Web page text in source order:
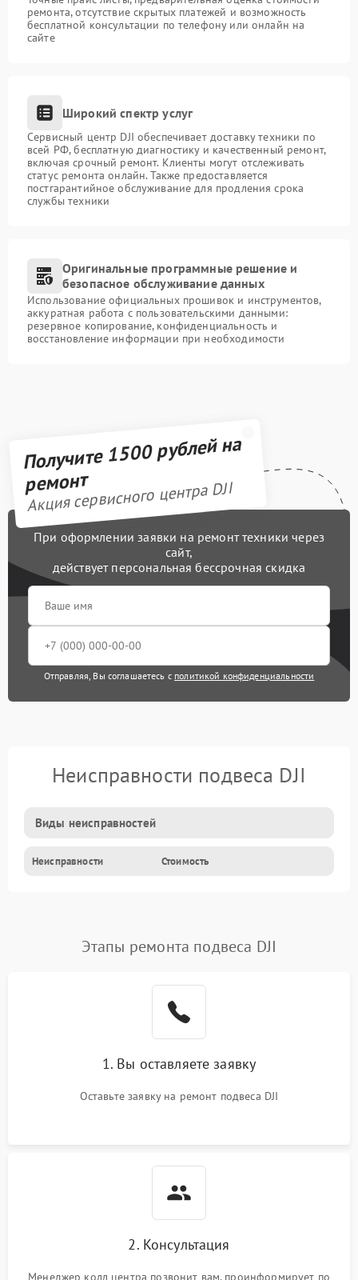
ремонта, отсутствие скрытых платежей и возможность
бесплатной консультации по телефону или онлайн на
сайте
Широкий спектр услуг
Сервисный центр DJI обеспечивает доставку техники по
всей РФ, бесплатную диагностику и качественный ремонт,
включая срочный ремонт. Клиенты могут отслеживать
статус ремонта онлайн. Также предоставляется
постгарантийное обслуживание для продления срока
службы техники
Оригинальные программные решение и
безопасное обслуживание данных
Использование официальных прошивок и инструментов,
аккуратная работа с пользовательскими данными:
резервное копирование, конфиденциальность и
восстановление информации при необходимости
Получите 1500 рублей на
ремонт
Акция сервисного центра DJI
При оформлении заявки на ремонт техники через
сайт,
действует персональная бессрочная скидка
Отправляя, Вы соглашаетесь с политикой конфиденциальности
Неисправности подвеса DJI
Виды неисправностей
Неисправности Стоимость
Этапы ремонта подвеса DJI
1. Вы оставляете заявку
Оставьте заявку на ремонт подвеса DJI
2. Консультация
Менеджер колл центра позвонит вам, проинформирует по